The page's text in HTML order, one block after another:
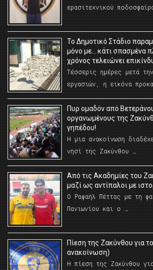
ερασιτεχνικού
Το Δημοτικό Στάδιο
μόνο με… κάτι σπασμένα
χρόνος τελειώνει
Τέσσερις ημέρες μετά
εργασιών, η εικόνα
Πυρ ομαδόν από
οργανωμένους της
γηπέδου!
Η μια ανακοίνωση
νησί της Ζακύνθου …
Από τις Ακαδημίες του
μαζί ως αντίπαλοι με
Ο Ραφαήλ Πέττας με τη
Πανιωνίου και ο …
Πίεση της Ζακύνθου για
ανακοίνωση)
Η πίεση της Ζακύνθου